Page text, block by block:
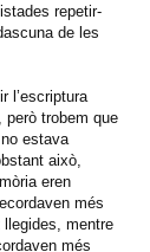
repetir-
de les
l’escriptura
però trobem que
estava
això,
eren
més
mentre
més